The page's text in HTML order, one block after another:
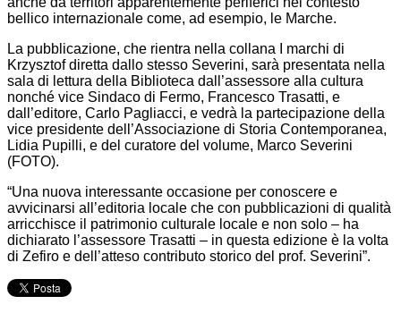
bellico internazionale come, ad esempio, le Marche.
La pubblicazione, che rientra nella collana I marchi di
Krzysztof diretta dallo stesso Severini, sarà presentata nella
sala di lettura della Biblioteca dall’assessore alla cultura
nonché vice Sindaco di Fermo, Francesco Trasatti, e
dall’editore, Carlo Pagliacci, e vedrà la partecipazione della
vice presidente dell’Associazione di Storia Contemporanea,
Lidia Pupilli, e del curatore del volume, Marco Severini
(FOTO).
“Una nuova interessante occasione per conoscere e
avvicinarsi all’editoria locale che con pubblicazioni di qualità
arricchisce il patrimonio culturale locale e non solo – ha
dichiarato l’assessore Trasatti – in questa edizione è la volta
di Zefiro e dell’atteso contributo storico del prof. Severini”.